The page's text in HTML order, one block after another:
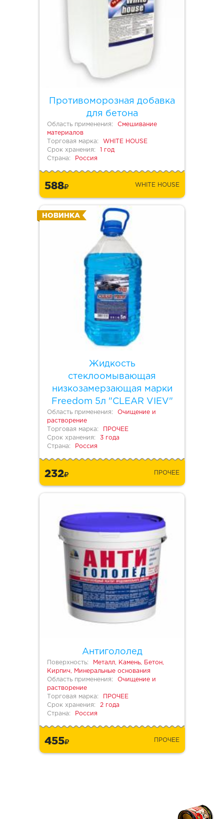
Противоморозная добавка
для бетона
Область применения:
Смешивание
материалов
Торговая марка:
WHITE HOUSE
Срок хранения:
1 год
Страна:
Россия
588 WHITE HOUSE
Жидкость
стеклоомывающая
низкозамерзающая марки
Freedom 5л "CLEAR VIEV"
НОВИНКА
Область применения:
Очищение и
растворение
Торговая марка:
ПРОЧЕЕ
Срок хранения:
3 года
Страна:
Россия
232 ПРОЧЕЕ
Антигололед
Поверхность:
Металл, Камень, Бетон,
Кирпич, Минеральные основания
Область применения:
Очищение и
растворение
Торговая марка:
ПРОЧЕЕ
Срок хранения:
2 года
Страна:
Россия
455 ПРОЧЕЕ